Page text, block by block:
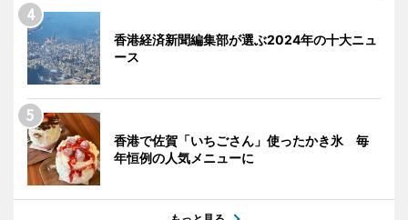
香港経済新聞編集部が選ぶ2024年の十大ニュ
ース
香港で佐賀「いちごさん」使ったかき氷 毎
年恒例の人気メニューに